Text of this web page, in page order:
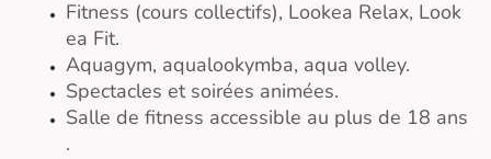
Fitness (cours collectifs), Lookea Relax, Look
ea Fit.
Aquagym, aqualookymba, aqua volley.
Spectacles et soirées animées.
Salle de fitness accessible au plus de 18 ans
.